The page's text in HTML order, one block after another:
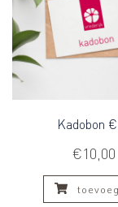
Kadobon
€10,00